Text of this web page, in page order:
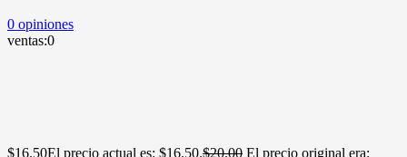
0 opiniones
ventas:0
$16.50El precio actual es: $16.50.$20.00 El precio original era: